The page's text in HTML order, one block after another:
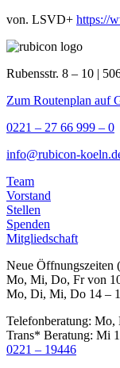
von. LSVD+ https://
Rubensstr. 8 – 10 |
Zum Routenplan auf
0221 – 27 66 999 – 0
info@rubicon-
Team
Vorstand
Stellen
Spenden
Mitgliedschaft
Neue Öffnungszeiten
Mo, Mi, Do, Fr von
Mo, Di, Mi, Do 14 –
Telefonberatung:
Trans* Beratung: Mi
0221 – 19446